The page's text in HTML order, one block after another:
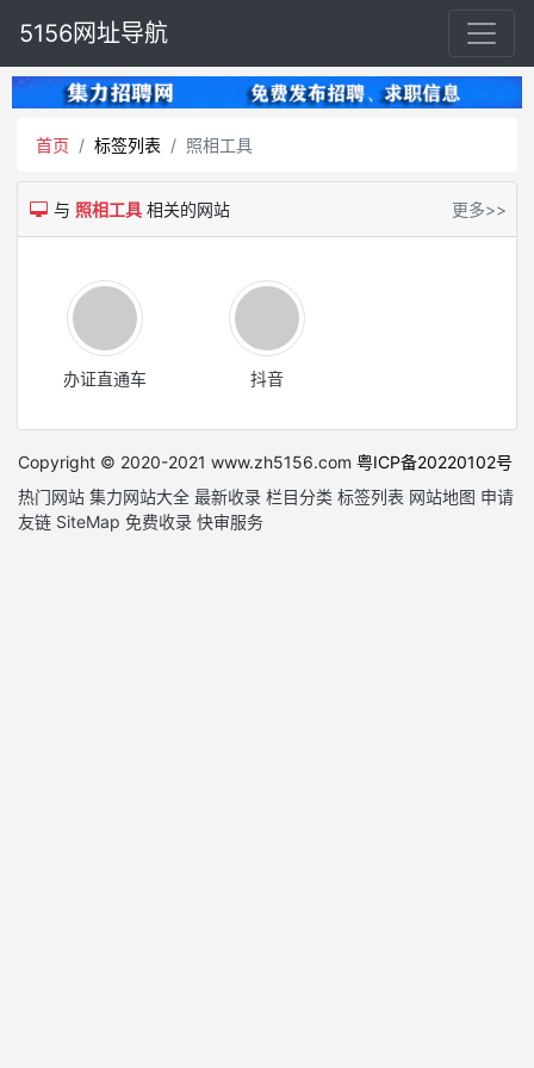
5156网址导航
首页 标签列表 照相工具
与 照相工具 相关的网站 更多>>
办证直通车 抖音
Copyright © 2020-2021 www.zh5156.com 粤ICP备20220102号
热门网站 集力网站大全 最新收录 栏目分类 标签列表 网站地图 申请
友链 SiteMap 免费收录 快审服务